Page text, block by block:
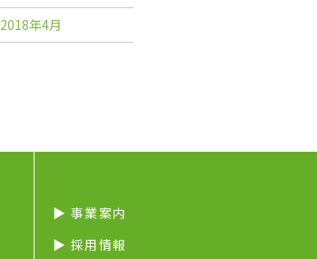
2018年4月
▶︎ 事業案内
▶︎ 採用情報